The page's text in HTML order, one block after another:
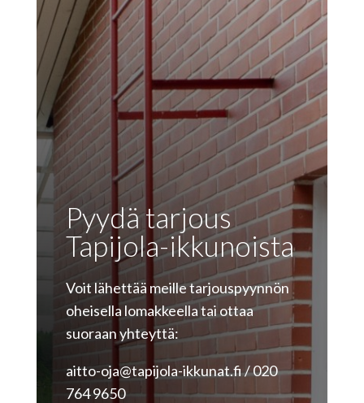
Pyydä tarjous
Tapijola-ikkunoista
Voit lähettää meille tarjouspyynnön
oheisella lomakkeella tai ottaa
suoraan yhteyttä:
aitto-oja@tapijola-ikkunat.fi /020
764 9650